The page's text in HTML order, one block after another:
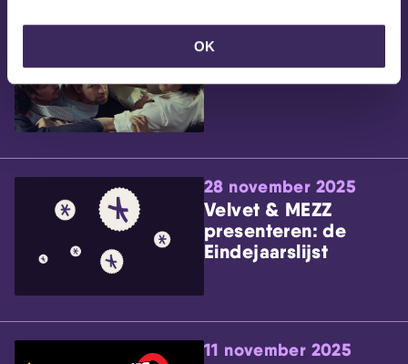
OKWillem’s Blog: Ão
28 november 2025
Velvet & MEZZ
presenteren: de
Eindejaarslijst
11 november 2025